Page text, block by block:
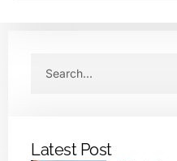
Latest Post